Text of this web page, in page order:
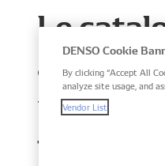
Le
DENSO Cookie
By clicking “Accept All
analyze site usage, and
Vendor List